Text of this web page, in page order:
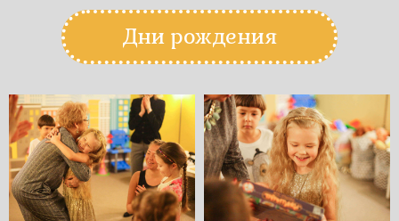
Дни рождения